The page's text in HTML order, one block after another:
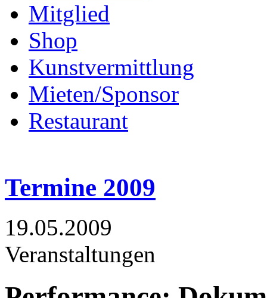
Mitglied
Shop
Kunstvermittlung
Mieten/Sponsor
Restaurant
Termine 2009
19.05.2009
Veranstaltungen